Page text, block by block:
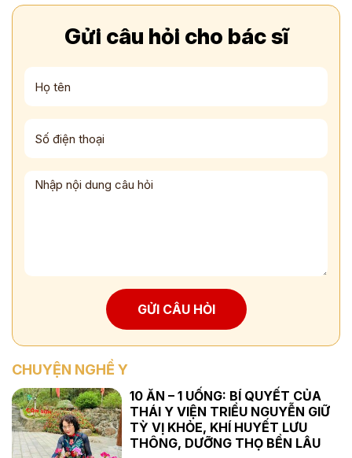
Gửi câu hỏi cho bác sĩ
GỬI CÂU HỎI
CHUYỆN NGHỀ Y
10 ĂN – 1 UỐNG: BÍ QUYẾT CỦA
THÁI Y VIỆN TRIỀU NGUYỄN GIỮ
TỲ VỊ KHỎE, KHÍ HUYẾT LƯU
THÔNG, DƯỠNG THỌ BỀN LÂU